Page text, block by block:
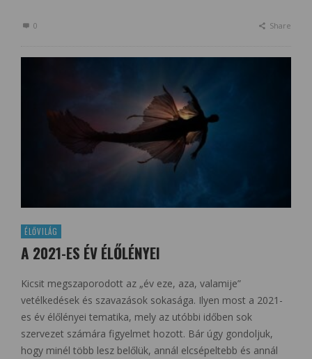
0 Share
ÉLŐVILÁG
A 2021-ES ÉV ÉLŐLÉNYEI
Kicsit megszaporodott az „év eze, aza, valamije”
vetélkedések és szavazások sokasága. Ilyen most a 2021-
es év élőlényei tematika, mely az utóbbi időben sok
szervezet számára figyelmet hozott. Bár úgy gondoljuk,
hogy minél több lesz belőlük, annál elcsépeltebb és annál